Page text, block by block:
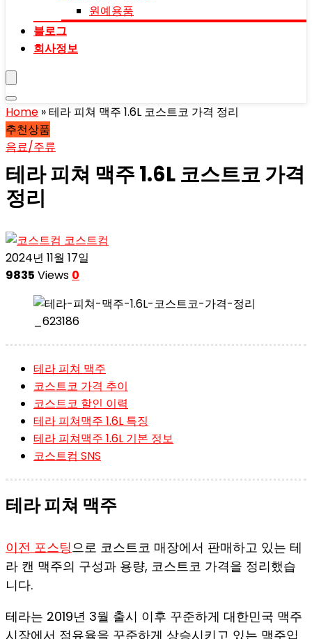
원예용품
블로그
회사정보
Home »테라 피쳐 맥주 1.6L 코스트코 가격 정리
추천상품
음료/주류
테라 피쳐 맥주 1.6L 코스트코 가격
정리
코스트컴
2024년 11월 17일
9835 Views 0
테라 피쳐 맥주
코스트코 가격 추이
코스트코 할인 이력
테라 피쳐맥주 1.6L 특징
테라 피쳐맥주 1.6L 기본 정보
코스트컴 SNS
테라 피쳐 맥주
이전 포스팅으로 코스트코 매장에서 판매하고 있는 테
라 캔 맥주의 구성과 용량, 코스트코 가격을 정리했습
니다.
테라는 2019년 3월 출시 이후 꾸준하게 대한민국 맥주
시장에서 점유율을 꾸준하게 상승시키고 있는 맥주입